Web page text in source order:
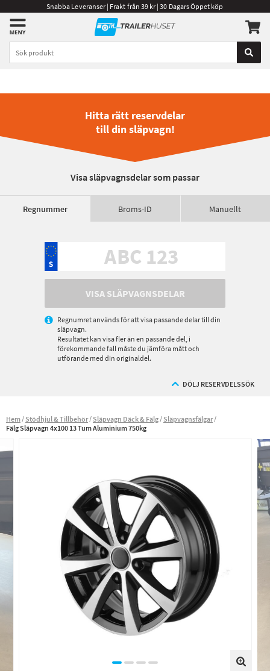
Snabba Leveranser | Frakt från 39 kr | 30 Dagars Öppet köp
Hitta rätt reservdelar
till din släpvagn!
Visa släpvagnsdelar som passar
Regnummer Broms-ID Manuellt
VISA SLÄPVAGNSDELAR
Regnumret används för att visa passande delar till din
släpvagn.
Resultatet kan visa fler än en passande del, i
förekommande fall måste du jämföra mått och
utförande med din originaldel.
DÖLJ RESERVDELSSÖK
Hem Stödhjul & Tillbehör Släpvagn Däck & Fälg Släpvagnsfälgar
Fälg Släpvagn 4x100 13 Tum Aluminium 750kg